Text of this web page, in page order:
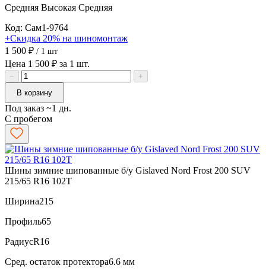
Средняя Высокая Средняя
Код: Сам1-9764
+Скидка 20% на шиномонтаж
1 500 ₽ / 1 шт
Цена 1 500 ₽ за 1 шт.
−
+
В корзину
Под заказ ~1 дн.
С пробегом
Шины зимние шипованные б/у Gislaved Nord Frost 200 SUV
215/65 R16 102T
Ширина215
Профиль65
РадиусR16
Сред. остаток протектора6.6 мм